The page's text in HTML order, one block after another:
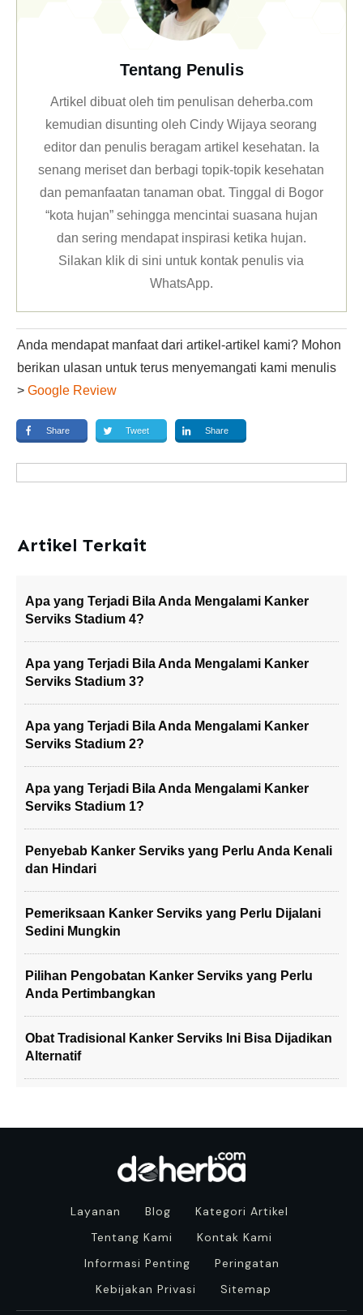
Tentang Penulis
Artikel dibuat oleh tim penulisan deherba.com
kemudian disunting oleh Cindy Wijaya seorang
editor dan penulis beragam artikel kesehatan. Ia
senang meriset dan berbagi topik-topik kesehatan
dan pemanfaatan tanaman obat. Tinggal di Bogor
“kota hujan” sehingga mencintai suasana hujan
dan sering mendapat inspirasi ketika hujan.
Silakan klikdi sini untuk kontak penulis via
WhatsApp.
Anda mendapat manfaat dari artikel-artikel kami? Mohon
berikan ulasan untuk terus menyemangati kami menulis
> Google Review
Share Tweet Share
Artikel Terkait
Apa yang Terjadi Bila Anda Mengalami Kanker
Serviks Stadium 4?
Apa yang Terjadi Bila Anda Mengalami Kanker
Serviks Stadium 3?
Apa yang Terjadi Bila Anda Mengalami Kanker
Serviks Stadium 2?
Apa yang Terjadi Bila Anda Mengalami Kanker
Serviks Stadium 1?
Penyebab Kanker Serviks yang Perlu Anda Kenali
dan Hindari
Pemeriksaan Kanker Serviks yang Perlu Dijalani
Sedini Mungkin
Pilihan Pengobatan Kanker Serviks yang Perlu
Anda Pertimbangkan
Obat Tradisional Kanker Serviks Ini Bisa Dijadikan
Alternatif
Layanan Blog
Kategori Artikel
Tentang Kami
Kontak Kami
Informasi Penting
Peringatan
Kebijakan Privasi
Sitemap